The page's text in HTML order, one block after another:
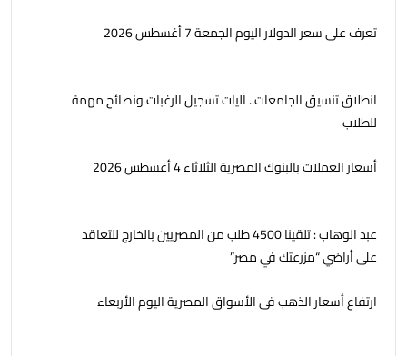
تعرف على سعر الدولار اليوم الجمعة 7 أغسطس 2026
انطلاق تنسيق الجامعات.. آليات تسجيل الرغبات ونصائح مهمة
للطلاب
أسعار العملات بالبنوك المصرية الثلاثاء 4 أغسطس 2026
عبد الوهاب : تلقينا 4500 طلب من المصريين بالخارج للتعاقد
على أراضي “مزرعتك في مصر”
ارتفاع أسعار الذهب فى الأسواق المصرية اليوم الأربعاء